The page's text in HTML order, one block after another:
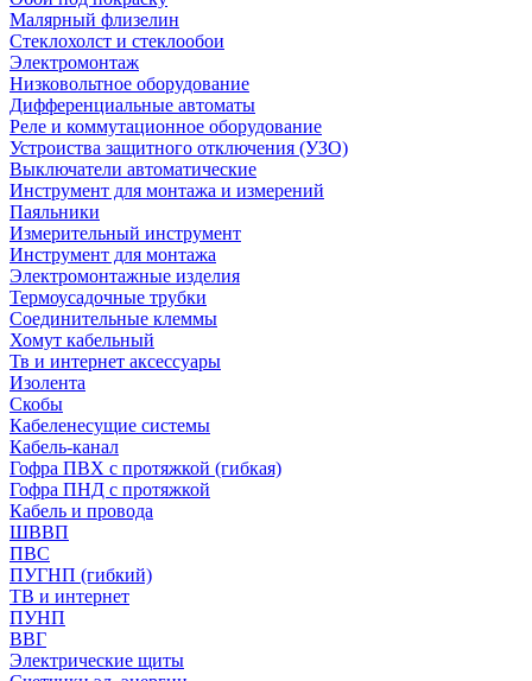
Малярный флизелин
Стеклохолст и стеклообои
Электромонтаж
Низковольтное оборудование
Дифференциальные автоматы
Реле и коммутационное оборудование
Устроиства защитного отключения (УЗО)
Выключатели автоматические
Инструмент для монтажа и измерений
Паяльники
Измерительный инструмент
Инструмент для монтажа
Электромонтажные изделия
Термоусадочные трубки
Соединительные клеммы
Хомут кабельный
Тв и интернет аксессуары
Изолента
Скобы
Кабеленесущие системы
Кабель-канал
Гофра ПВХ с протяжкой (гибкая)
Гофра ПНД с протяжкой
Кабель и провода
ШВВП
ПВС
ПУГНП (гибкий)
ТВ и интернет
ПУНП
ВВГ
Электрические щиты